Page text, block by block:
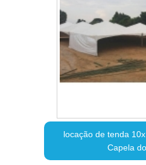
locação de tenda
Capela